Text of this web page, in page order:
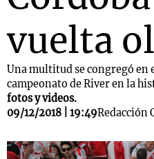
vuelta
Una multitud se congregó en
campeonato de River en la
fotos y videos.
09/12/2018 | 19:49Redacción